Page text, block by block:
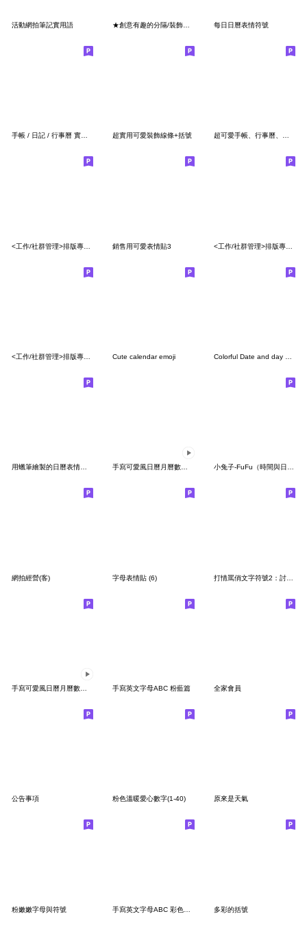
活動網拍筆記實用語 每日日曆表情符號
手帳 / 日記 / 行事曆 實用標籤組 超實用可愛裝飾線條+括號 超可愛手帳、行事曆、日記本、手寫標籤貼
銷售用可愛表情貼3 <工作/社群管理>排版專用分隔線 (No.6)
Cute calendar emoji
用蠟筆繪製的日曆表情符號 手寫可愛風日曆月曆數字動態表情貼 小兔子-FuFu（時間與日期）
網拍經營(客) 字母表情貼 (6) 打情罵俏文字符號2：討論去哪裡
手寫英文字母ABC 粉藍篇 全家會員
公告事項 粉色溫暖愛心數字(1-40) 原來是天氣
粉嫩嫩字母與符號 多彩的括號